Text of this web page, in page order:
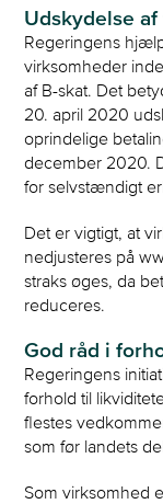
Udskydelse
Regeringens
virksomheder
af B-skat. Det
20. april 2020
oprindelige
december 2020.
for selvstændigt
Det er vigtigt, at
nedjusteres på
straks øges, da
reduceres.
God råd i
Regeringens
forhold til
flestes
som før landets
Som virksomhed